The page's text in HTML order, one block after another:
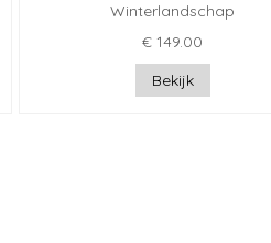
Winterlandschap
€ 149.00
Bekijk